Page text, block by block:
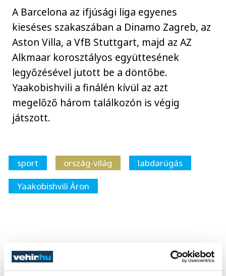
A Barcelona az ifjúsági liga egyenes
kieséses szakaszában a Dinamo Zagreb, az
Aston Villa, a VfB Stuttgart, majd az AZ
Alkmaar korosztályos együttesének
legyőzésével jutott be a döntőbe.
Yaakobishvili a finálén kívül az azt
megelőző három találkozón is végig
játszott.
sport ország-világ
labdarúgás
Yaakobishvili Áron
vehir.hu